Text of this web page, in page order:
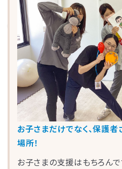
お子さまだけでなく、保護
場所！
お子さまの支援はもちろん